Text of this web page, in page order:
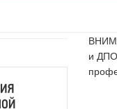
и ДПО